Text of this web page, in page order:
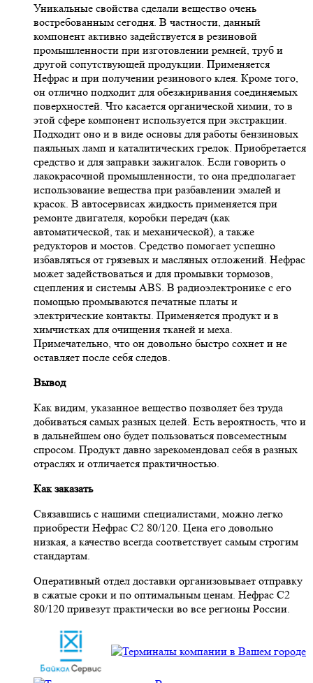
Уникальные свойства сделали вещество очень
востребованным сегодня. В частности, данный
компонент активно задействуется в резиновой
промышленности при изготовлении ремней, труб и
другой сопутствующей продукции. Применяется
Нефрас и при получении резинового клея. Кроме того,
он отлично подходит для обезжиривания соединяемых
поверхностей. Что касается органической химии, то в
этой сфере компонент используется при экстракции.
Подходит оно и в виде основы для работы бензиновых
паяльных ламп и каталитических грелок. Приобретается
средство и для заправки зажигалок. Если говорить о
лакокрасочной промышленности, то она предполагает
использование вещества при разбавлении эмалей и
красок. В автосервисах жидкость применяется при
ремонте двигателя, коробки передач (как
автоматической, так и механической), а также
редукторов и мостов. Средство помогает успешно
избавляться от грязевых и масляных отложений. Нефрас
может задействоваться и для промывки тормозов,
сцепления и системы ABS. В радиоэлектронике с его
помощью промываются печатные платы и
электрические контакты. Применяется продукт и в
химчистках для очищения тканей и меха.
Примечательно, что он довольно быстро сохнет и не
оставляет после себя следов.
Вывод
Как видим, указанное вещество позволяет без труда
добиваться самых разных целей. Есть вероятность, что и
в дальнейшем оно будет пользоваться повсеместным
спросом. Продукт давно зарекомендовал себя в разных
отраслях и отличается практичностью.
Как заказать
Связавшись с нашими специалистами, можно легко
приобрести Нефрас С2 80/120. Цена его довольно
низкая, а качество всегда соответствует самым строгим
стандартам.
Оперативный отдел доставки организовывает отправку
в сжатые сроки и по оптимальным ценам. Нефрас С2
80/120 привезут практически во все регионы России.